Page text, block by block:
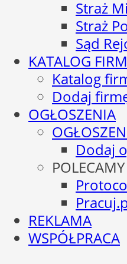
Straż
Straż
Sąd
KATALOG FIRM
Katalog
Dodaj
OGŁOSZENIA
Dodaj
POLECAMY
REKLAMA
WSPÓŁPRACA